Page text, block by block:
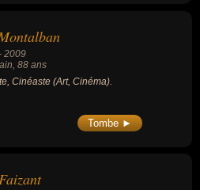
2009
, 88 ans
Cinéaste (Art, Cinéma).
Tombe ►